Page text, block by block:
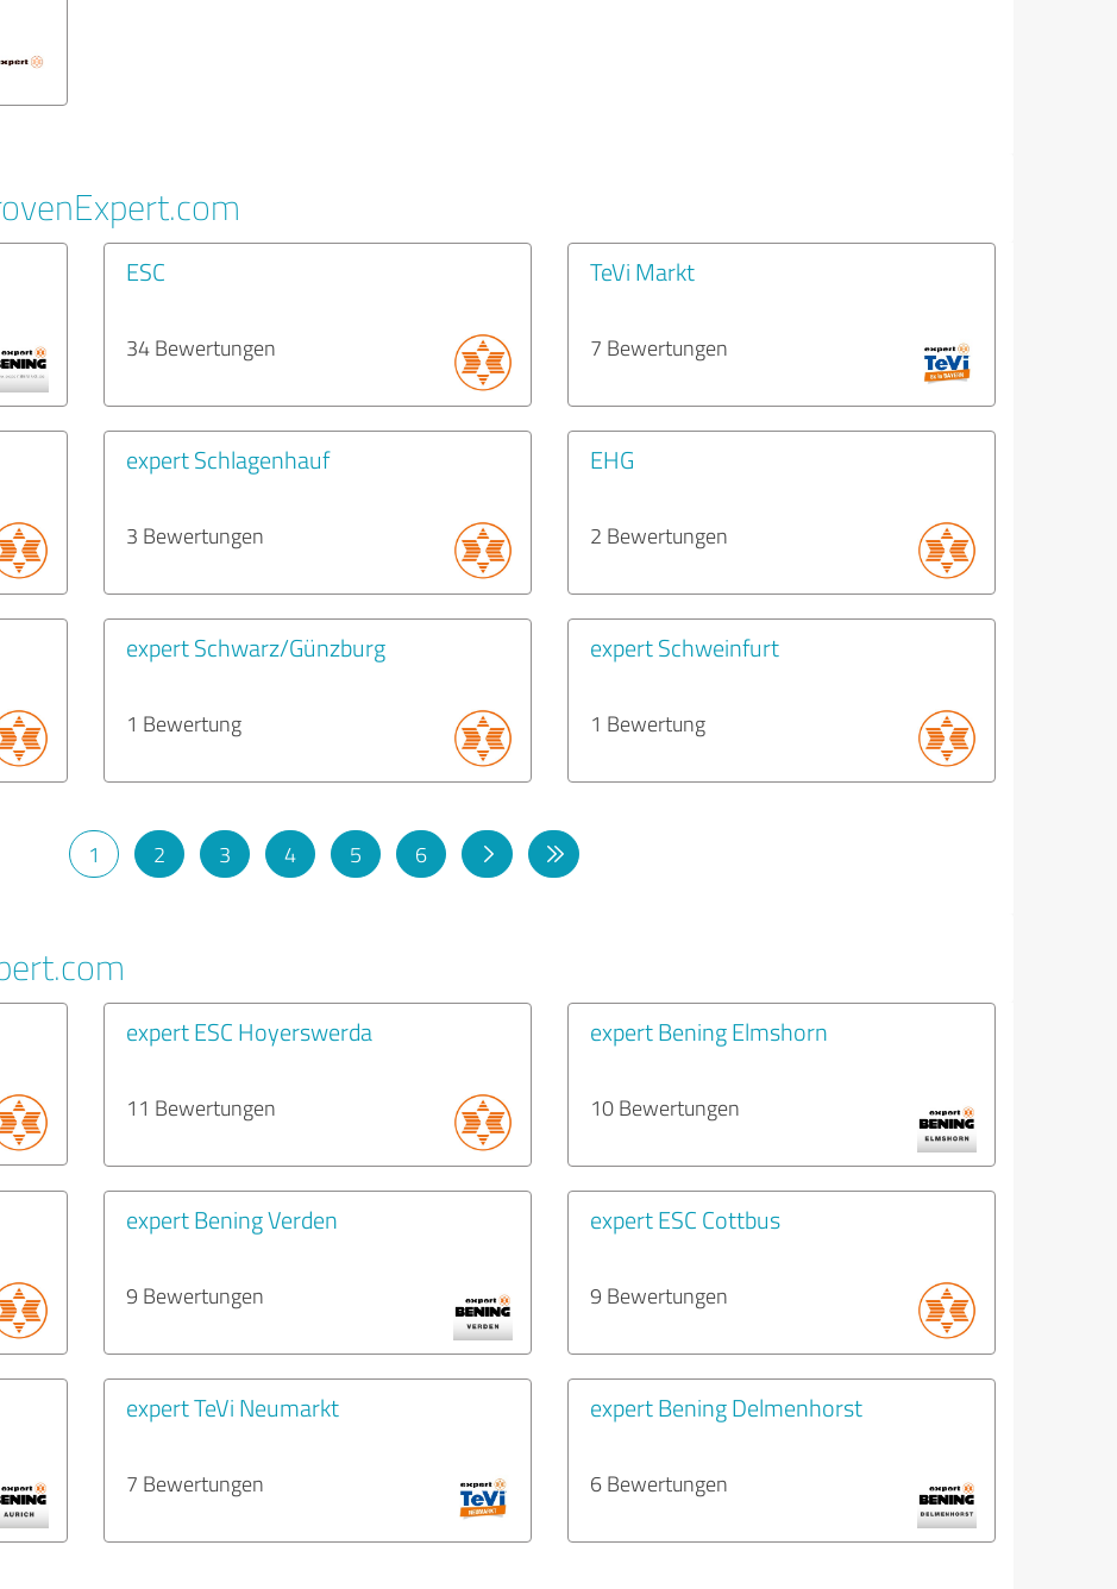
ESC
34 Bewertungen
TeVi Markt
7 Bewertungen
expert Schlagenhauf
3 Bewertungen
EHG
2 Bewertungen
expert Schwarz/Günzburg
1 Bewertung
expert Schweinfurt
1 Bewertung
1 2 3 4 5 6
expert ESC Hoyerswerda
11 Bewertungen
expert Bening Elmshorn
10 Bewertungen
expert Bening Verden
9 Bewertungen
expert ESC Cottbus
9 Bewertungen
expert TeVi Neumarkt
7 Bewertungen
expert Bening Delmenhorst
6 Bewertungen